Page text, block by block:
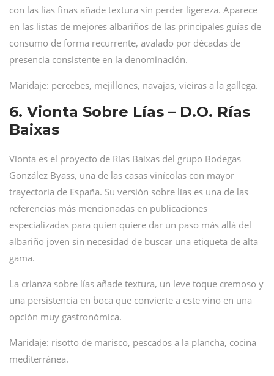
con las lías finas añade textura sin perder ligereza. Aparece
en las listas de mejores albariños de las principales guías de
consumo de forma recurrente, avalado por décadas de
presencia consistente en la denominación.
Maridaje: percebes, mejillones, navajas, vieiras a la gallega.
6. Vionta Sobre Lías – D.O. Rías
Baixas
Vionta es el proyecto de Rías Baixas del grupo Bodegas
González Byass, una de las casas vinícolas con mayor
trayectoria de España. Su versión sobre lías es una de las
referencias más mencionadas en publicaciones
especializadas para quien quiere dar un paso más allá del
albariño joven sin necesidad de buscar una etiqueta de alta
gama.
La crianza sobre lías añade textura, un leve toque cremoso y
una persistencia en boca que convierte a este vino en una
opción muy gastronómica.
Maridaje: risotto de marisco, pescados a la plancha, cocina
mediterránea.